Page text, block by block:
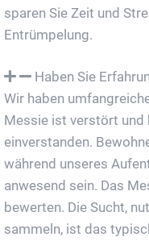
sparen Sie Zeit und
Entrümpelung.
Haben Sie
Wir haben
Messie ist verstört und
einverstanden.
während unseres
anwesend sein. Das
bewerten. Die Sucht,
sammeln, ist das